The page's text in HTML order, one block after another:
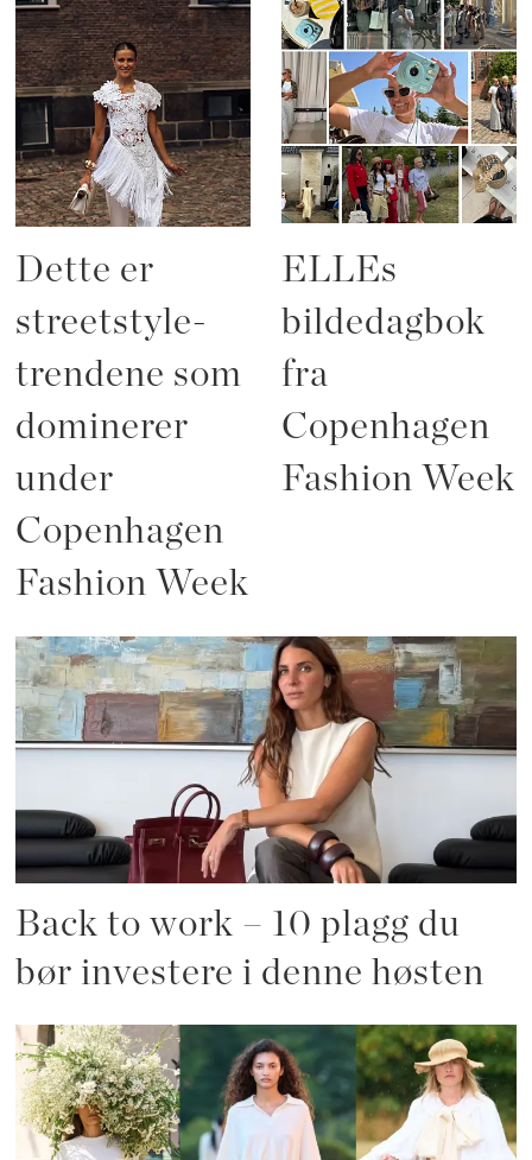
Dette er
streetstyle-
trendene som
dominerer
under
Copenhagen
Fashion Week
ELLEs
bildedagbok
fra
Copenhagen
Fashion Week
Back to work – 10 plagg du
bør investere i denne høsten